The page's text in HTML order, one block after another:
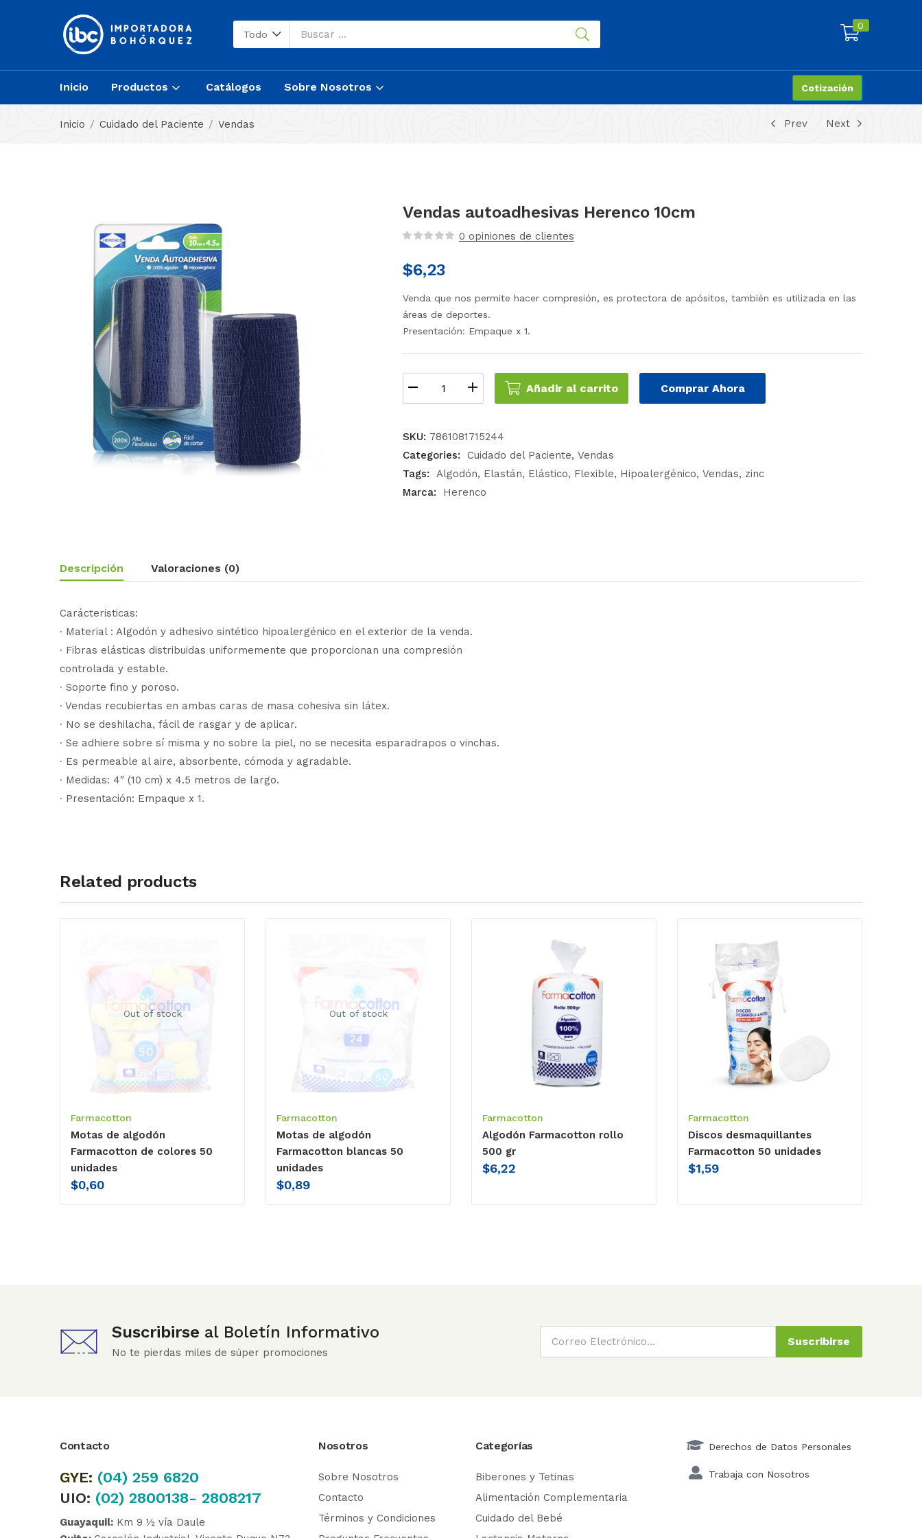
Todo
0
Inicio Productos Catálogos Sobre Nosotros Cotización
Inicio Cuidado del Paciente Vendas Prev Next
Vendas autoadhesivas Herenco 10cm
0 opiniones de clientes
$6,23
Venda que nos permite hacer compresión, es protectora de apósitos, también es utilizada en las
áreas de deportes.
Presentación: Empaque x 1.
Añadir al carrito Comprar Ahora
SKU: 7861081715244
Categories:
Cuidado del Paciente Vendas
Tags:
Algodón Elastán Elástico Flexible Hipoalergénico Vendas
zinc
Marca:
Herenco
Descripción Valoraciones (0)
Carácteristicas:
∙ Material : Algodón y adhesivo sintético hipoalergénico en el exterior de la venda.
∙ Fibras elásticas distribuidas uniformemente que proporcionan una compresión
controlada y estable.
∙ Soporte fino y poroso.
∙ Vendas recubiertas en ambas caras de masa cohesiva sin látex.
∙ No se deshilacha, fácil de rasgar y de aplicar.
∙ Se adhiere sobre sí misma y no sobre la piel, no se necesita esparadrapos o vinchas.
∙ Es permeable al aire, absorbente, cómoda y agradable.
∙ Medidas: 4″ (10 cm) x 4.5 metros de largo.
∙ Presentación: Empaque x 1.
Related products
Out of stock
Farmacotton
Motas de algodón
Farmacotton de colores 50
unidades
$0,60
Out of stock
Farmacotton
Motas de algodón
Farmacotton blancas 50
unidades
$0,89
Farmacotton
Algodón Farmacotton rollo
500 gr
$6,22
Farmacotton
Discos desmaquillantes
Farmacotton 50 unidades
$1,59
Suscribirse al Boletín Informativo
No te pierdas miles de súper promociones
Suscribirse
Contacto
GYE: (04) 259 6820
UIO: (02) 2800138- 2808217
Guayaquil: Km 9 ½ vía Daule
Nosotros
Sobre Nosotros
Contacto
Términos y Condiciones
Categorías
Biberones y Tetinas
Alimentación Complementaria
Cuidado del Bebé
Derechos de Datos Personales
Trabaja con Nosotros